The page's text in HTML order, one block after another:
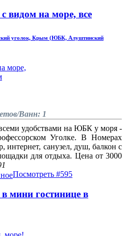
видом на море, все
уголок, Крым (ЮБК, Алуштинский
Ванн: 1
удобствами на ЮБК у моря -
Уголке. В Номерах
интернет, санузел, душ, балкон с
для отдыха. Цена от 3000
Посмотреть #595
мини гостинице в